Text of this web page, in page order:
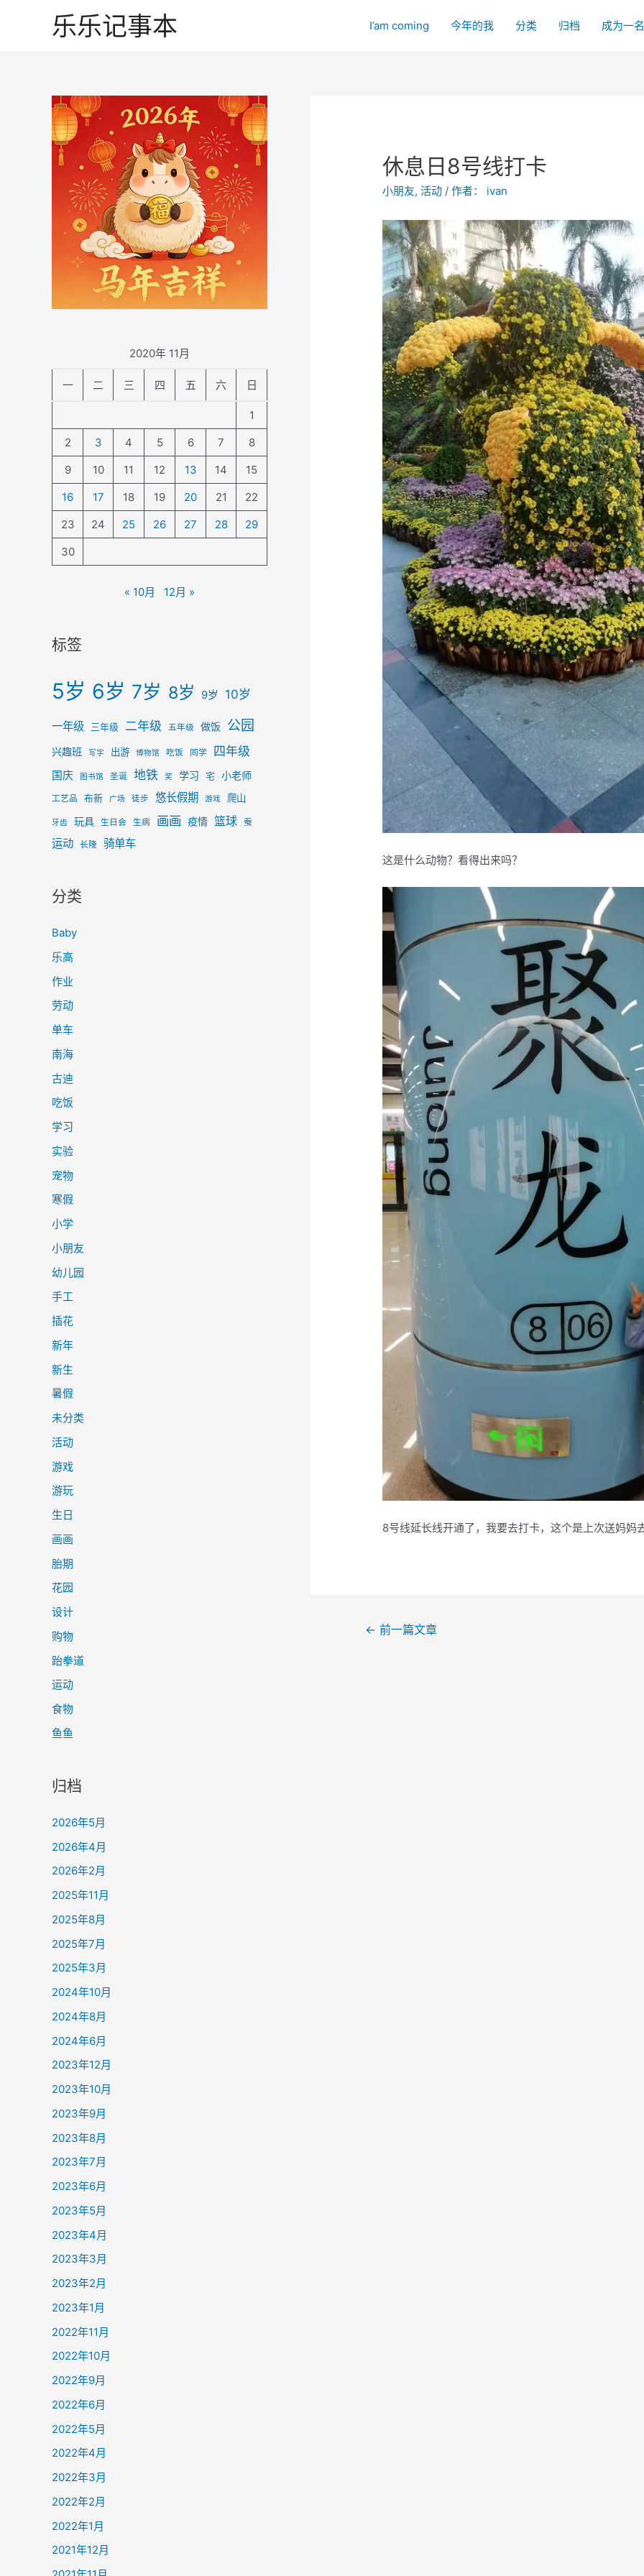
乐乐记事本 I’am coming 今年的我 分类 归档 成为一
2020年 11月
一 二 三 四 五 六 日
1
2
3 4 5 6 7
8
9
10 11 12 13 14
15
16
17 18 19 20 21
22
23
24 25 26 27 28
29
30
« 10月 12月 »
标签
5岁 6岁 7岁 8岁 9岁 10岁
一年级 三年级 二年级 五年级 做饭 公园
兴趣班 写字 出游 博物馆 吃饭 同学 四年级
国庆 图书馆 圣诞 地铁 奖 学习 宅 小老师
工艺品 布新 广场 徒步 悠长假期 游戏 爬山
牙齿 玩具 生日会 生病 画画 疫情 篮球 蚕
运动 长隆 骑单车
分类
Baby
乐高
作业
劳动
单车
南海
古迪
吃饭
学习
实验
宠物
寒假
小学
小朋友
幼儿园
手工
插花
新年
新生
暑假
未分类
活动
游戏
游玩
生日
画画
胎期
花园
设计
购物
跆拳道
运动
食物
鱼鱼
归档
2026年5月
2026年4月
2026年2月
2025年11月
2025年8月
2025年7月
2025年3月
2024年10月
2024年8月
2024年6月
2023年12月
2023年10月
2023年9月
2023年8月
2023年7月
2023年6月
2023年5月
2023年4月
2023年3月
2023年2月
2023年1月
2022年11月
2022年10月
2022年9月
2022年6月
2022年5月
2022年4月
2022年3月
2022年2月
2022年1月
2021年12月
休息日8号线打卡
小朋友,活动 / 作者： ivan
这是什么动物？看得出来吗？
8号线延长线开通了，我要去打卡，这个是上次送妈妈
← 前一篇文章